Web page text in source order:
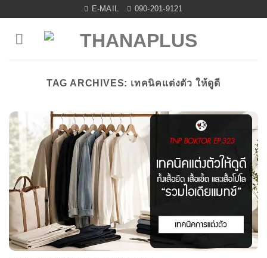
content
E-MAIL 090-201-9121
TAG ARCHIVES: เทคนิคแต่งตัว ให้ดูดี